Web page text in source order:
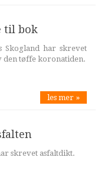
til bok
Skogland har skrevet
den tøffe koronatiden.
les mer »
skrevet asfaltdikt.